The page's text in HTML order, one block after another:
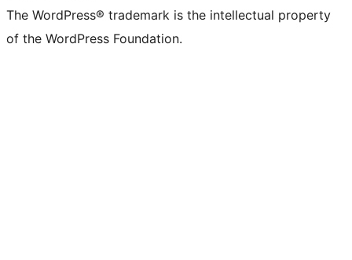
The WordPress® trademark is the intellectual property
of the WordPress Foundation.